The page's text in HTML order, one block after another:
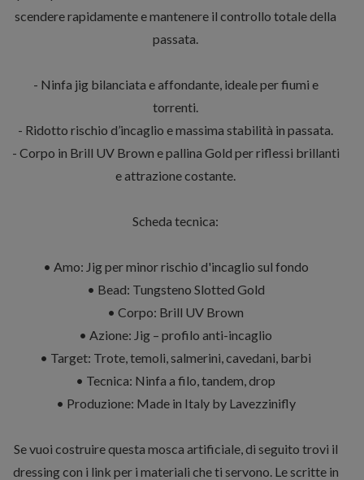
scendere rapidamente e mantenere il controllo totale della
passata.
- Ninfa jig bilanciata e affondante, ideale per fiumi e
torrenti.
- Ridotto rischio d’incaglio e massima stabilità in passata.
- Corpo in Brill UV Brown e pallina Gold per riflessi brillanti
e attrazione costante.
Scheda tecnica:
• Amo: Jig per minor rischio d'incaglio sul fondo
• Bead: Tungsteno Slotted Gold
• Corpo: Brill UV Brown
• Azione: Jig – profilo anti-incaglio
• Target: Trote, temoli, salmerini, cavedani, barbi
• Tecnica: Ninfa a filo, tandem, drop
• Produzione: Made in Italy by Lavezzinifly
Se vuoi costruire questa mosca artificiale, di seguito trovi il
dressing con i link per i materiali che ti servono. Le scritte in